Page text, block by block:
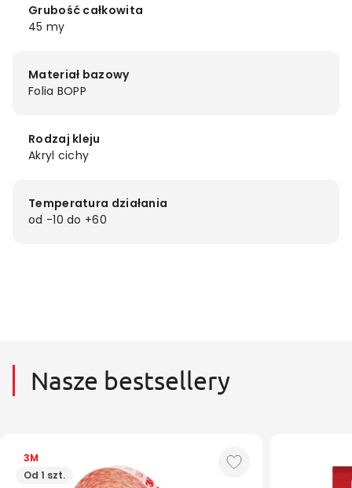
Grubość całkowita
45 my
Materiał bazowy
Folia BOPP
Rodzaj kleju
Akryl cichy
Temperatura działania
od -10 do +60
Nasze bestsellery
3M
Od 1 szt.